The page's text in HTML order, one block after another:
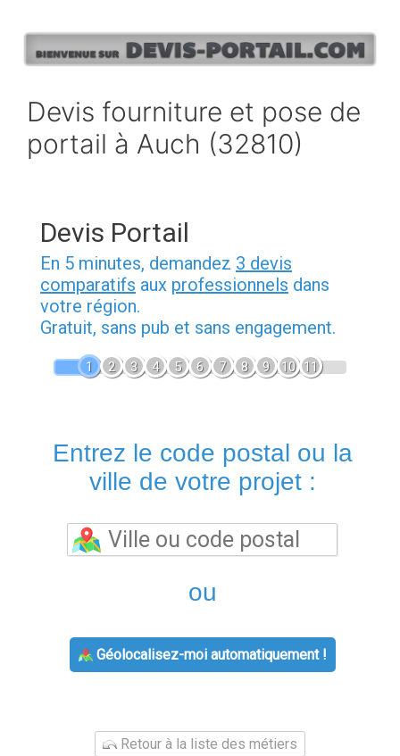
contenu
Devis fourniture et pose de
portail à Auch (32810)
Devis Portail
En 5 minutes, demandez 3 devis
comparatifs aux professionnels dans
votre région.
Gratuit, sans pub et sans engagement.
1 2 3 4 5 6 7 8 9 10 11
Entrez le code postal ou la
ville de votre projet :
ou
Géolocalisez-moi automatiquement !
Retour à la liste des métiers